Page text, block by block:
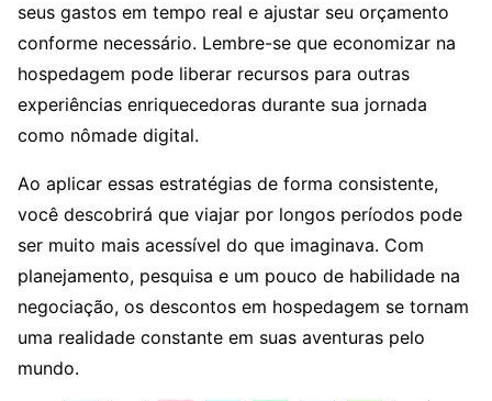
seus gastos em tempo real e ajustar seu orçamento
conforme necessário. Lembre-se que economizar na
hospedagem pode liberar recursos para outras
experiências enriquecedoras durante sua jornada
como nômade digital.
Ao aplicar essas estratégias de forma consistente,
você descobrirá que viajar por longos períodos pode
ser muito mais acessível do que imaginava. Com
planejamento, pesquisa e um pouco de habilidade na
negociação, os descontos em hospedagem se tornam
uma realidade constante em suas aventuras pelo
mundo.